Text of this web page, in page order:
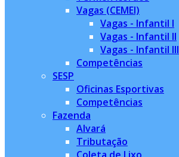
Vagas (CEMEI)
Vagas - Infantil I
Vagas - Infantil II
Vagas - Infantil III
Competências
SESP
Oficinas Esportivas
Competências
Fazenda
Alvará
Tributação